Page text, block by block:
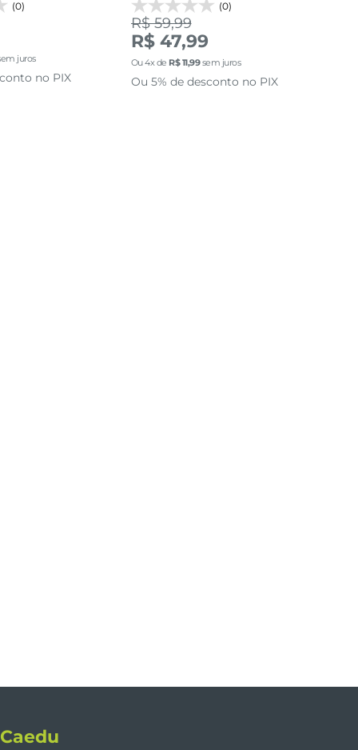
(0)
juros
no PIX
(0)
R$ 59,99
R$ 47,99
Ou4x de R$ 11,99sem juros
Ou 5% de desconto no PIX